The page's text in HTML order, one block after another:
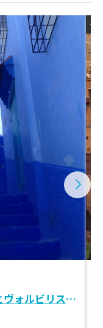
フェズ発着 青い街シャウエンとヴォルビリスを巡るツアー1泊2日
モ